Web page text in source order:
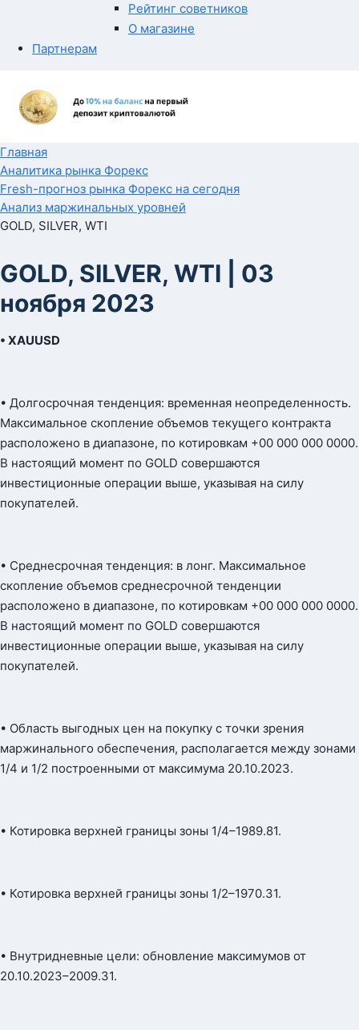
Рейтинг советников
О магазине
Партнерам
Главная
Аналитика рынка Форекс
Fresh-прогноз рынка Форекс на сегодня
Анализ маржинальных уровней
GOLD, SILVER, WTI
GOLD, SILVER, WTI | 03
ноября 2023
• XAUUSD
• Долгосрочная тенденция: временная неопределенность.
Максимальное скопление объемов текущего контракта
расположено в диапазоне, по котировкам +00 000 000 0000.
В настоящий момент по GOLD совершаются
инвестиционные операции выше, указывая на силу
покупателей.
• Среднесрочная тенденция: в лонг. Максимальное
скопление объемов среднесрочной тенденции
расположено в диапазоне, по котировкам +00 000 000 0000.
В настоящий момент по GOLD совершаются
инвестиционные операции выше, указывая на силу
покупателей.
• Область выгодных цен на покупку с точки зрения
маржинального обеспечения, располагается между зонами
1/4 и 1/2 построенными от максимума 20.10.2023.
• Котировка верхней границы зоны 1/4–1989.81.
• Котировка верхней границы зоны 1/2–1970.31.
• Внутридневные цели: обновление максимумов от
20.10.2023–2009.31.